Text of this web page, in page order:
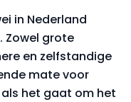
in Nederland
Zowel grote
en zelfstandige
mate voor
als het gaat om het